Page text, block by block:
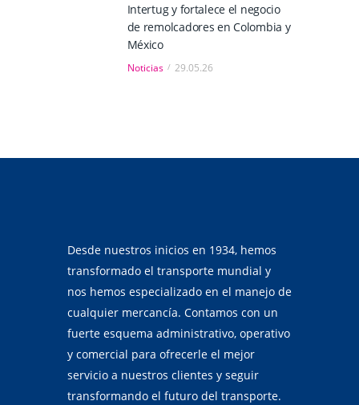
Intertug y fortalece el negocio
de remolcadores en Colombia y
México
Noticias 29.05.26
Desde nuestros inicios en 1934, hemos
transformado el transporte mundial y
nos hemos especializado en el manejo de
cualquier mercancía. Contamos con un
fuerte esquema administrativo, operativo
y comercial para ofrecerle el mejor
servicio a nuestros clientes y seguir
transformando el futuro del transporte.